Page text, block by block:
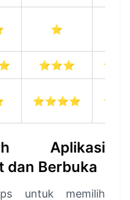
⭐
⭐⭐⭐
⭐⭐⭐⭐
Aplikasi
dan Berbuka
untuk memilih